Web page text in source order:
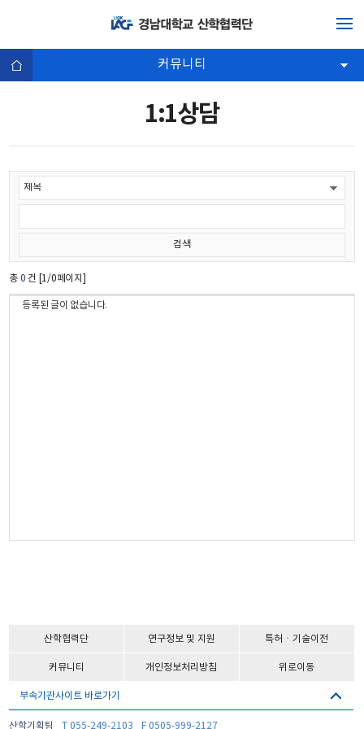
커뮤니티
1:1상담
총 0 건 [1/0페이지]
등록된 글이 없습니다.
산학협력단 연구정보 및 지원 특허ㆍ기술이전
커뮤니티 개인정보처리방침 위로이동
부속기관사이트 바로가기
산학기획팀 T 055-249-2103 F 0505-999-2127